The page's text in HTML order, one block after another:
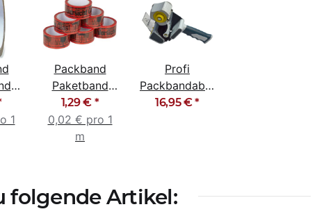
1
Packband
Paketband
Klebeband
Warnband
Vorsicht Glas
1,29 € *
0,02 € pro 1
m
Profi
Packbandabroller
Packband
16,95 €*
folgende Artikel: